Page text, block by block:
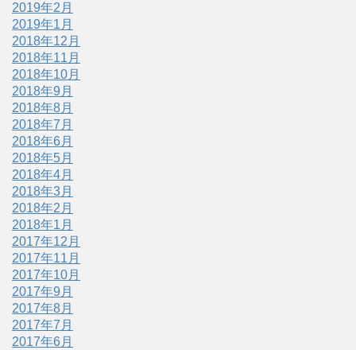
2019年2月
2019年1月
2018年12月
2018年11月
2018年10月
2018年9月
2018年8月
2018年7月
2018年6月
2018年5月
2018年4月
2018年3月
2018年2月
2018年1月
2017年12月
2017年11月
2017年10月
2017年9月
2017年8月
2017年7月
2017年6月